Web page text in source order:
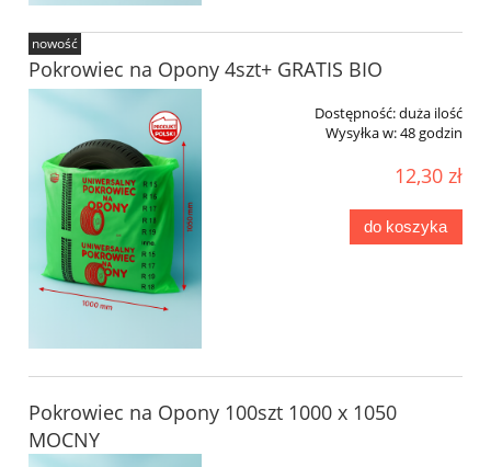
Pokrowiec na Opony 4szt+ GRATIS BIO
Dostępność:duża ilość
Wysyłka w:48 godzin
12,30 zł
do koszyka
nowość
Pokrowiec na Opony 100szt 1000 x 1050
MOCNY